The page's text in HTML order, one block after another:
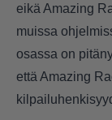
eikä Amazing
muissa
osassa on
että Amazing